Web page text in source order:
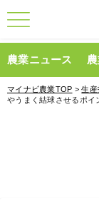
農業ニュース
マイナビ農業TOP >生産
やうまく結球させるポイ